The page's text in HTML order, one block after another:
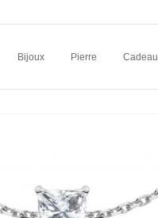
Bijoux Pierre Cadeau